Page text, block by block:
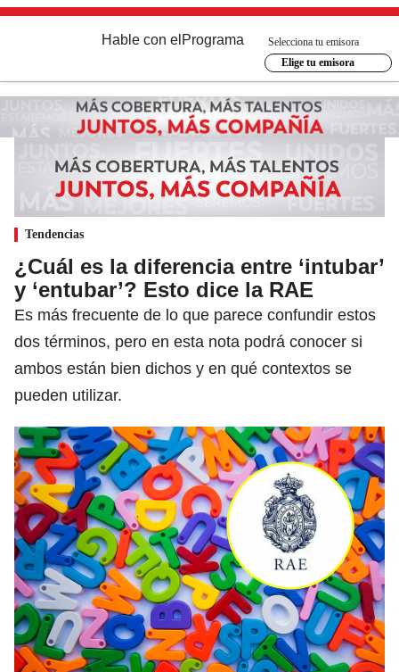
Hable con el Programa
Selecciona tu emisora
Elige tu emisora
Tendencias
¿Cuál es la diferencia entre ‘intubar’
y ‘entubar’? Esto dice la RAE
Es más frecuente de lo que parece confundir estos
dos términos, pero en esta nota podrá conocer si
ambos están bien dichos y en qué contextos se
pueden utilizar.